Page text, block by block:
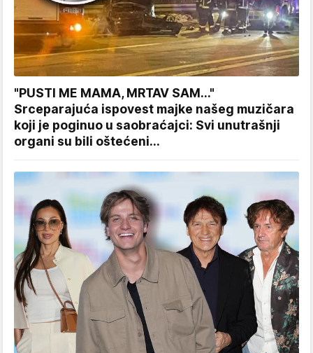
"PUSTI ME MAMA, MRTAV SAM..."
Srceparajuća ispovest majke našeg muzičara
koji je poginuo u saobraćajci: Svi unutrašnji
organi su bili oštećeni...